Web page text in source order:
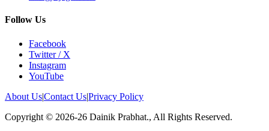
Follow Us
Facebook
Twitter / X
Instagram
YouTube
About Us|Contact Us|Privacy Policy
Copyright © 2026-26 Dainik Prabhat., All Rights Reserved.